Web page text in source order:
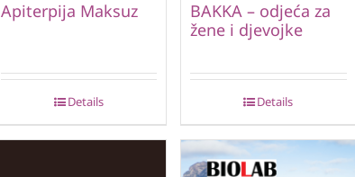
Apiterpija Maksuz
Details
BAKKA – odjeća za
žene i djevojke
Details